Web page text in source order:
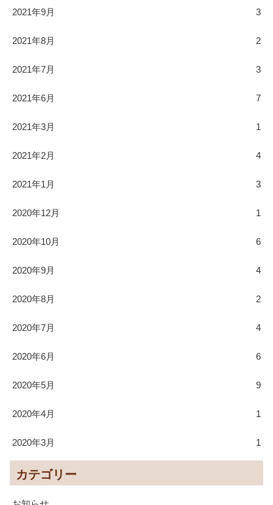
2021年9月 3
2021年8月 2
2021年7月 3
2021年6月 7
2021年3月 1
2021年2月 4
2021年1月 3
2020年12月 1
2020年10月 6
2020年9月 4
2020年8月 2
2020年7月 4
2020年6月 6
2020年5月 9
2020年4月 1
2020年3月 1
カテゴリー